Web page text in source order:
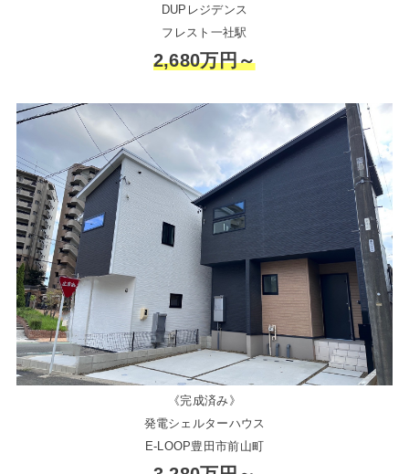
DUPレジデンス
フレスト一社駅
2,680万円～
《完成済み》
発電シェルターハウス
E-LOOP豊田市前山町